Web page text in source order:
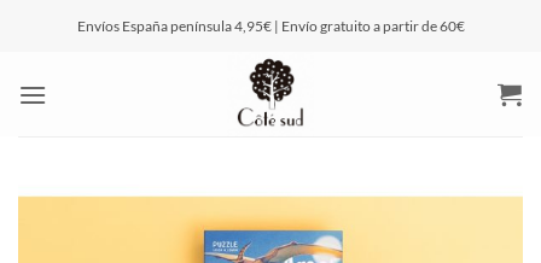
Envíos España península 4,95€ | Envío gratuito a partir de 60€